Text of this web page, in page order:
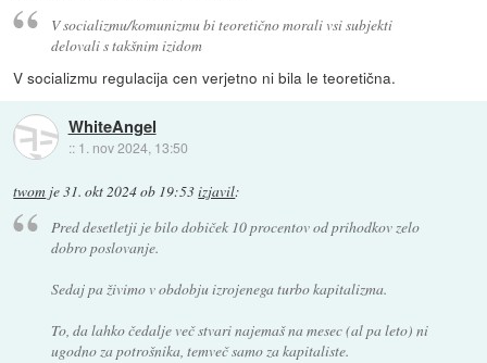
V socializmu/komunizmu bi teoretično morali vsi subjekti
delovali s takšnim izidom
V socializmu regulacija cen verjetno ni bila le teoretična.
WhiteAngel
:: 1. nov 2024, 13:50
twom je31. okt 2024 ob 19:53izjavil:
Pred desetletji je bilo dobiček 10 procentov od prihodkov zelo
dobro poslovanje.
Sedaj pa živimo v obdobju izrojenega turbo kapitalizma.
To, da lahko čedalje več stvari najemaš na mesec (al pa leto) ni
ugodno za potrošnika, temveč samo za kapitaliste.